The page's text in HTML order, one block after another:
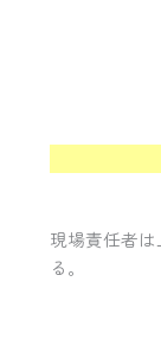
現場責任者
る。